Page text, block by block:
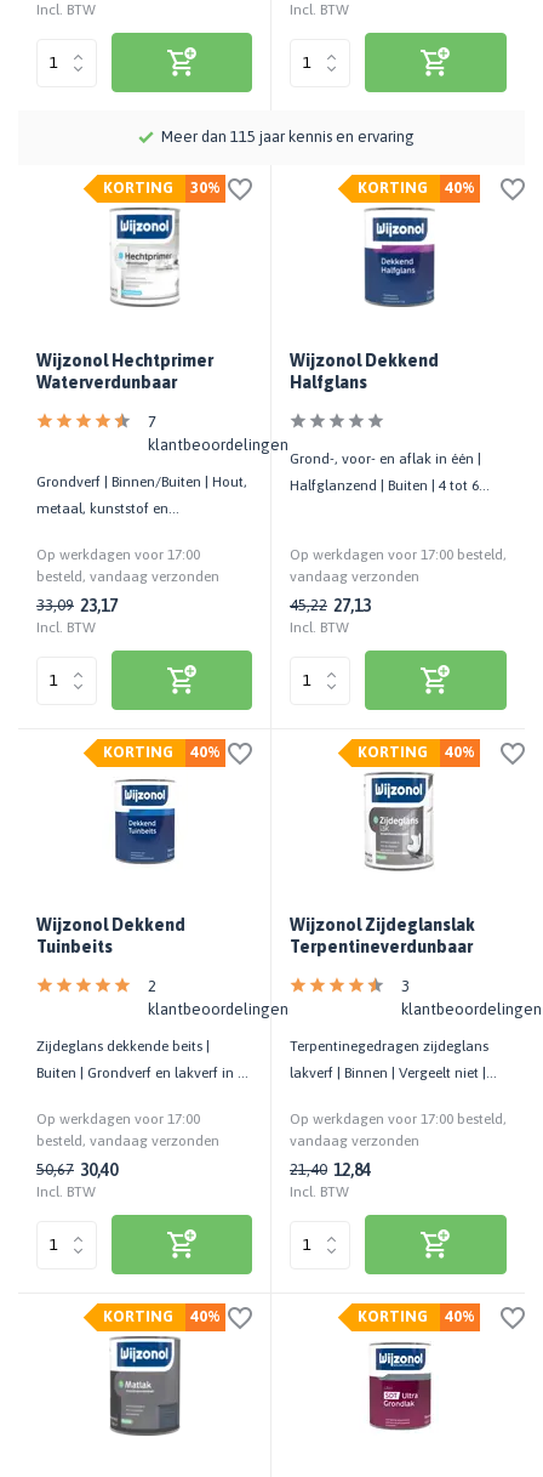
Incl. BTW Incl. BTW
Meer dan 115 jaar kennis en ervaring
30%
KORTING
Wijzonol Hechtprimer
Waterverdunbaar
7
klantbeoordelingen
Grondverf | Binnen/Buiten | Hout,
metaal, kunststof en
Op werkdagen voor 17:00
besteld, vandaag verzonden
33,09 23,17
Incl. BTW
40%
KORTING
Wijzonol Dekkend
Halfglans
Grond-, voor- en aflak in één |
Halfglanzend | Buiten | 4 tot 6
Op werkdagen voor 17:00 besteld,
vandaag verzonden
45,22 27,13
Incl. BTW
40%
KORTING
Wijzonol Dekkend
Tuinbeits
2
klantbeoordelingen
Zijdeglans dekkende beits |
Buiten | Grondverf en lakverf in 1 |
Op werkdagen voor 17:00
besteld, vandaag verzonden
50,67 30,40
Incl. BTW
40%
KORTING
Wijzonol Zijdeglanslak
Terpentineverdunbaar
3
klantbeoordelingen
Terpentinegedragen zijdeglans
lakverf | Binnen | Vergeelt niet |
Op werkdagen voor 17:00 besteld,
vandaag verzonden
21,40 12,84
Incl. BTW
40%
KORTING 40%
KORTING